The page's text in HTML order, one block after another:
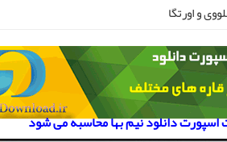
اسپورت دانلود نیم بها محاسبه می شود